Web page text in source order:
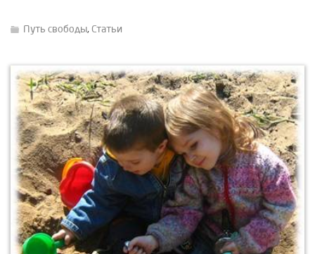
Путь свободы, Статьи